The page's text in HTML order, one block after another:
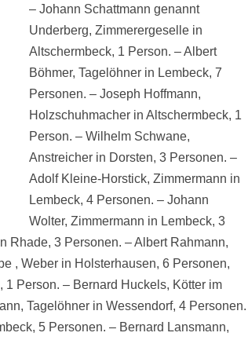
– Johann Schattmann genannt
Underberg, Zimmerergeselle in
Altschermbeck, 1 Person. – Albert
Böhmer, Tagelöhner in Lembeck, 7
Personen. – Joseph Hoffmann,
Holzschuhmacher in Altschermbeck, 1
Person. – Wilhelm Schwane,
Anstreicher in Dorsten, 3 Personen. –
Adolf Kleine-Horstick, Zimmermann in
Lembeck, 4 Personen. – Johann
Wolter, Zimmermann in Lembeck, 3
Rhade, 3 Personen. – Albert Rahmann,
, Weber in Holsterhausen, 6 Personen,
Person. – Bernard Huckels, Kötter im
Tagelöhner in Wessendorf, 4 Personen.
5 Personen. – Bernard Lansmann,